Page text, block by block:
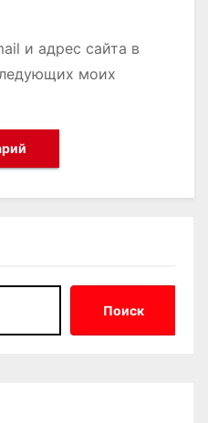
и адрес сайта в
моих
Поиск